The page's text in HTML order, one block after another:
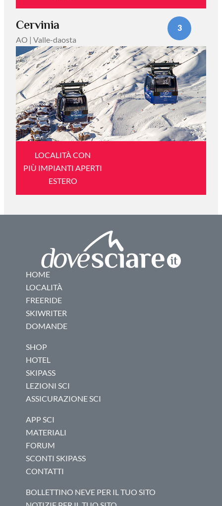
Cervinia
AO | Valle-daosta
3
LOCALITÀ CON
PIÙ IMPIANTI APERTI
ESTERO
HOME
LOCALITÀ
FREERIDE
SKIWRITER
DOMANDE
SHOP
HOTEL
SKIPASS
LEZIONI SCI
ASSICURAZIONE SCI
APP SCI
MATERIALI
FORUM
SCONTI SKIPASS
CONTATTI
BOLLETTINO NEVE PER IL TUO SITO